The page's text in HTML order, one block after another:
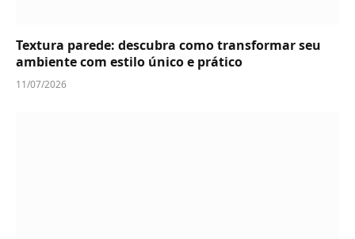
Textura parede: descubra como transformar seu
ambiente com estilo único e prático
11/07/2026